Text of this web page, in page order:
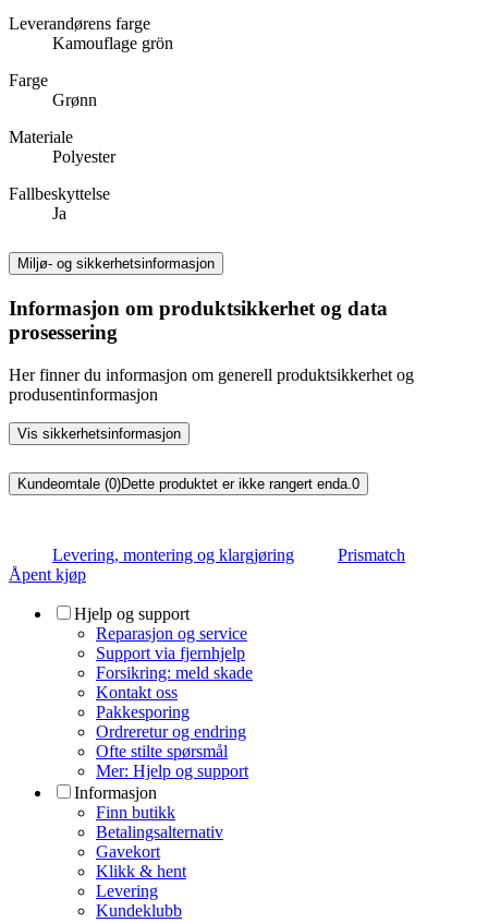
Leverandørens farge
Kamouflage grön
Farge
Grønn
Materiale
Polyester
Fallbeskyttelse
Ja
Miljø- og sikkerhetsinformasjon
Informasjon om produktsikkerhet og data
prosessering
Her finner du informasjon om generell produktsikkerhet og
produsentinformasjon
Vis sikkerhetsinformasjon
Kundeomtale (0)Dette produktet er ikke rangert enda.0
Levering, montering og klargjøring
Prismatch
Åpent kjøp
Hjelp og support
Reparasjon og service
Support via fjernhjelp
Forsikring: meld skade
Kontakt oss
Pakkesporing
Ordreretur og endring
Ofte stilte spørsmål
Mer: Hjelp og support
Informasjon
Finn butikk
Betalingsalternativ
Gavekort
Klikk & hent
Levering
Kundeklubb